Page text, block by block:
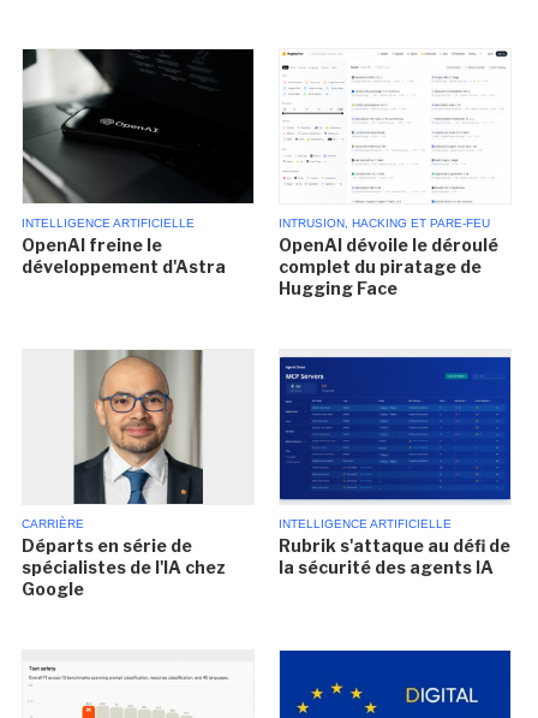
INTELLIGENCE ARTIFICIELLE
OpenAI freine le
développement d'Astra
INTRUSION, HACKING ET PARE-FEU
OpenAI dévoile le déroulé
complet du piratage de
Hugging Face
CARRIÈRE
Départs en série de
spécialistes de l'IA chez
Google
INTELLIGENCE ARTIFICIELLE
Rubrik s'attaque au défi de
la sécurité des agents IA